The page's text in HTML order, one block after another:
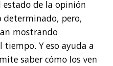
estado de la opinión
pero,
mostrando
Y eso ayuda a
saber cómo los ven